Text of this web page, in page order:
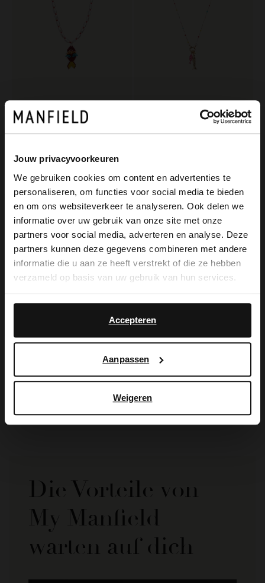
Jouw privacyvoorkeuren
We gebruiken cookies om content en advertenties te
personaliseren, om functies voor social media te bieden
en om ons websiteverkeer te analyseren. Ook delen we
informatie over uw gebruik van onze site met onze
partners voor social media, adverteren en analyse. Deze
partners kunnen deze gegevens combineren met andere
informatie die u aan ze heeft verstrekt of die ze hebben
verzameld op basis van uw gebruik van hun services.
Accepteren
Aanpassen
Weigeren
Manfield
Mehrfarbige Perlenkette mit Fisch Mehrfarbige geflochtene Kette mit Fisch
19.99
Roséfarbene Perlenkette
19.99
8.00
-10% EXTRA
Die Vorteile von
My Manfield
warten auf dich
×
View this website in English?
It looks like your language isn't Dutch. Would
you like to switch to English?
English